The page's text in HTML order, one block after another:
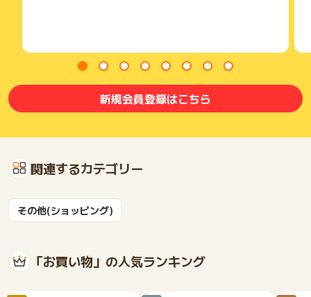
新規会員登録はこちら
関連するカテゴリー
その他(ショッピング)
「お買い物」の人気ランキング